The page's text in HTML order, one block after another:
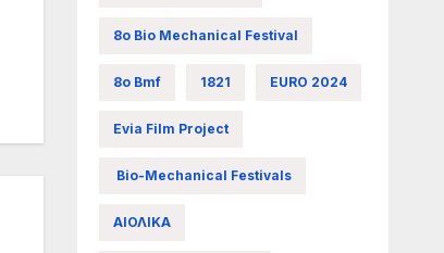
8ο Bio Mechanical Festival
8ο Bmf 1821 EURO 2024
Evia Film Project
Bio-Mechanical Festivals
ΑΙΟΛΙΚΑ